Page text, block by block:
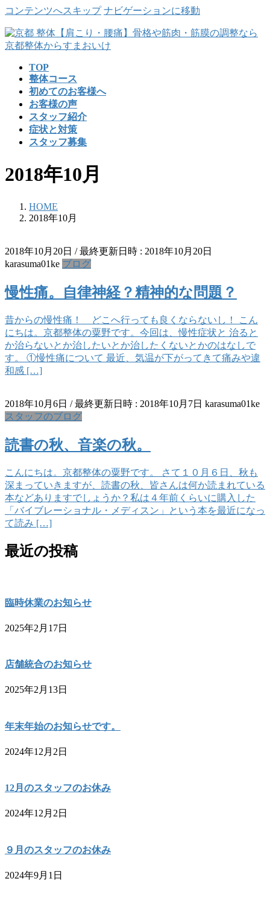
コンテンツへスキップ ナビゲーションに移動
TOP
整体コース
初めてのお客様へ
お客様の声
スタッフ紹介
症状と対策
スタッフ募集
2018年10月
HOME
2018年10月
2018年10月20日 / 最終更新日時 : 2018年10月20日
karasuma01ke ブログ
慢性痛。自律神経？精神的な問題？
昔からの慢性痛！ どこへ行っても良くならないし！ こん
にちは。京都整体の粟野です。今回は、慢性症状と 治ると
か治らないとか治したいとか治したくないとかのはなしで
す。 ①慢性痛について 最近、気温が下がってきて痛みや違
和感 […]
2018年10月6日 / 最終更新日時 : 2018年10月7日 karasuma01ke
スタッフのブログ
読書の秋、音楽の秋。
こんにちは。京都整体の粟野です。 さて１０月６日、秋も
深まっていきますが、読書の秋、皆さんは何か読まれている
本などありますでしょうか？私は４年前くらいに購入した
「バイブレーショナル・メディスン」という本を最近になっ
て読み […]
最近の投稿
臨時休業のお知らせ
2025年2月17日
店舗統合のお知らせ
2025年2月13日
年末年始のお知らせです。
2024年12月2日
12月のスタッフのお休み
2024年12月2日
９月のスタッフのお休み
2024年9月1日